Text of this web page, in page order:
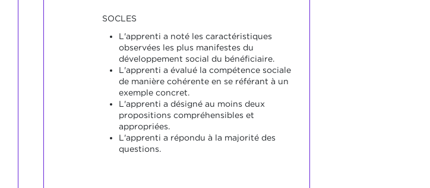
SOCLES
L'apprenti a noté les caractéristiques
observées les plus manifestes du
développement social du bénéficiaire.
L'apprenti a évalué la compétence sociale
de manière cohérente en se référant à un
exemple concret.
L'apprenti a désigné au moins deux
propositions compréhensibles et
appropriées.
L'apprenti a répondu à la majorité des
questions.